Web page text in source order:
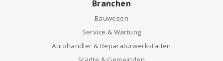
Branchen
Bauwesen
Service & Wartung
Autohändler & Reparaturwerkstätten